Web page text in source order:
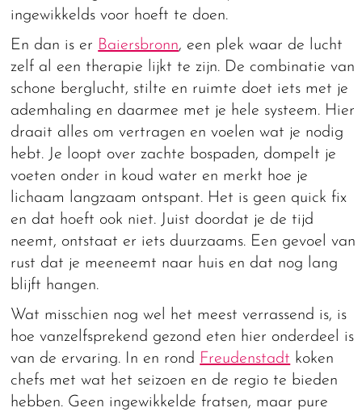
ingewikkelds voor hoeft te doen.
En dan is er Baiersbronn, een plek waar de lucht
zelf al een therapie lijkt te zijn. De combinatie van
schone berglucht, stilte en ruimte doet iets met je
ademhaling en daarmee met je hele systeem. Hier
draait alles om vertragen en voelen wat je nodig
hebt. Je loopt over zachte bospaden, dompelt je
voeten onder in koud water en merkt hoe je
lichaam langzaam ontspant. Het is geen quick fix
en dat hoeft ook niet. Juist doordat je de tijd
neemt, ontstaat er iets duurzaams. Een gevoel van
rust dat je meeneemt naar huis en dat nog lang
blijft hangen.
Wat misschien nog wel het meest verrassend is, is
hoe vanzelfsprekend gezond eten hier onderdeel is
van de ervaring. In en rond Freudenstadt koken
chefs met wat het seizoen en de regio te bieden
hebben. Geen ingewikkelde fratsen, maar pure